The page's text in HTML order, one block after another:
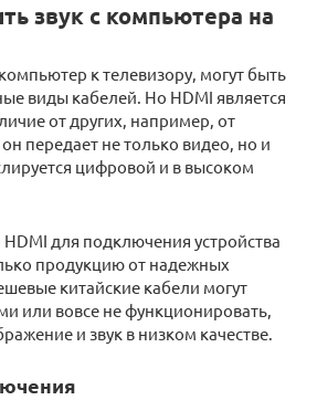
звук с компьютера на
к телевизору, могут быть
виды кабелей. Но HDMI является
от других, например, от
он передает не только видео, но и
цифровой и в высоком
для подключения устройства
продукцию от надежных
китайские кабели могут
или вовсе не функционировать,
и звук в низком качестве.